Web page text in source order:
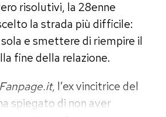
risolutivi, la 28enne
la strada più difficile:
e smettere di riempire il
fine della relazione.
Fanpage.it, l’ex vincitrice del
spiegato di non aver